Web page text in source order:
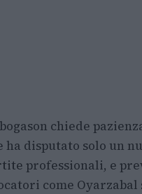
chiede
ha disputato solo un
professionali, e
come Oyarzabal